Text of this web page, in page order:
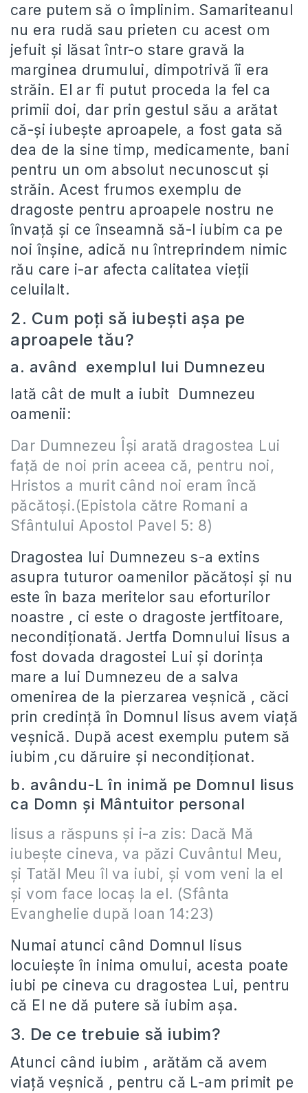
care putem să o împlinim. Samariteanul
nu era rudă sau prieten cu acest om
jefuit şi lăsat într-o stare gravă la
marginea drumului, dimpotrivă îi era
străin. El ar fi putut proceda la fel ca
primii doi, dar prin gestul său a arătat
că-şi iubeşte aproapele, a fost gata să
dea de la sine timp, medicamente, bani
pentru un om absolut necunoscut şi
străin. Acest frumos exemplu de
dragoste pentru aproapele nostru ne
învaţă şi ce înseamnă să-l iubim ca pe
noi înşine, adică nu întreprindem nimic
rău care i-ar afecta calitatea vieţii
celuilalt.
2. Cum poţi să iubeşti aşa pe
aproapele tău?
a. având exemplul lui Dumnezeu
Iată cât de mult a iubit Dumnezeu
oamenii:
Dar Dumnezeu Îşi arată dragostea Lui
faţă de noi prin aceea că, pentru noi,
Hristos a murit când noi eram încă
păcătoşi.(Epistola către Romani a
Sfântului Apostol Pavel 5: 8)
Dragostea lui Dumnezeu s-a extins
asupra tuturor oamenilor păcătoşi şi nu
este în baza meritelor sau eforturilor
noastre , ci este o dragoste jertfitoare,
necondiţionată. Jertfa Domnului Iisus a
fost dovada dragostei Lui şi dorinţa
mare a lui Dumnezeu de a salva
omenirea de la pierzarea veşnică , căci
prin credinţă în Domnul Iisus avem viaţă
veşnică. După acest exemplu putem să
iubim ,cu dăruire şi necondiţionat.
b. avându-L în inimă pe Domnul Iisus
ca Domn şi Mântuitor personal
Iisus a răspuns şi i-a zis: Dacă Mă
iubeşte cineva, va păzi Cuvântul Meu,
şi Tatăl Meu îl va iubi, şi vom veni la el
şi vom face locaş la el. (Sfânta
Evanghelie după Ioan 14:23)
Numai atunci când Domnul Iisus
locuieşte în inima omului, acesta poate
iubi pe cineva cu dragostea Lui, pentru
că El ne dă putere să iubim aşa.
3. De ce trebuie să iubim?
Atunci când iubim , arătăm că avem
viaţă veşnică , pentru că L-am primit pe